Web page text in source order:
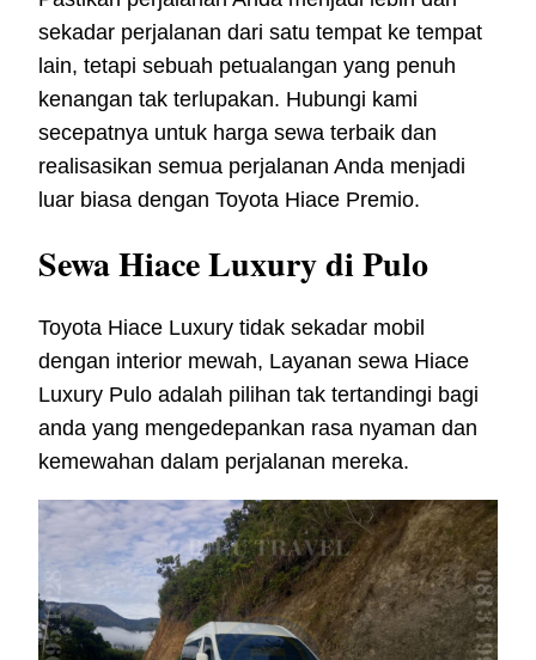
sekadar perjalanan dari satu tempat ke tempat
lain, tetapi sebuah petualangan yang penuh
kenangan tak terlupakan. Hubungi kami
secepatnya untuk harga sewa terbaik dan
realisasikan semua perjalanan Anda menjadi
luar biasa dengan Toyota Hiace Premio.
Sewa Hiace Luxury di Pulo
Toyota Hiace Luxury tidak sekadar mobil
dengan interior mewah, Layanan sewa Hiace
Luxury Pulo adalah pilihan tak tertandingi bagi
anda yang mengedepankan rasa nyaman dan
kemewahan dalam perjalanan mereka.